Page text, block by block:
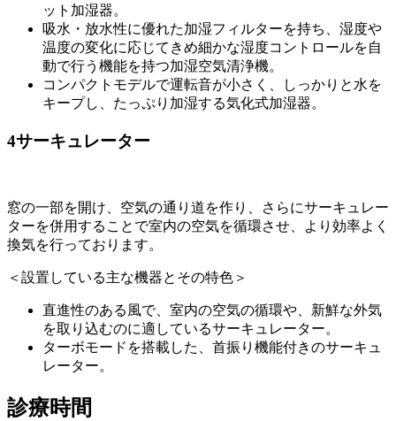
ット加湿器。
吸水・放水性に優れた加湿フィルターを持ち、湿度や
温度の変化に応じてきめ細かな湿度コントロールを自
動で行う機能を持つ加湿空気清浄機。
コンパクトモデルで運転音が小さく、しっかりと水を
キープし、たっぷり加湿する気化式加湿器。
4サーキュレーター
窓の一部を開け、空気の通り道を作り、さらにサーキュレー
ターを併用することで室内の空気を循環させ、より効率よく
換気を行っております。
＜設置している主な機器とその特色＞
直進性のある風で、室内の空気の循環や、新鮮な外気
を取り込むのに適しているサーキュレーター。
ターボモードを搭載した、首振り機能付きのサーキュ
レーター。
診療時間